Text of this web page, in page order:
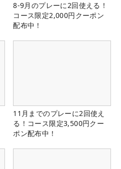
8-9月のプレーに2回使える！
コース限定2,000円クーポン
配布中！
11月までのプレーに2回使え
る！コース限定3,500円クー
ポン配布中！